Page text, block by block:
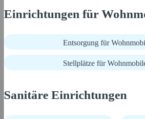
Einrichtungen für
Entsorgung für
Stellplätze für
Sanitäre Einrichtungen